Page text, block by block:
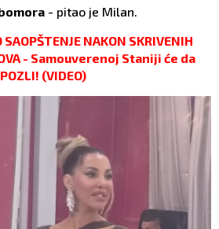
- pitao je Milan.
NAKON SKRIVENIH
- Samouverenoj Staniji će da
POZLI! (VIDEO)